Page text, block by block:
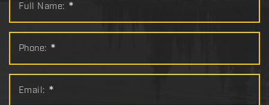
Full Name: *
Phone: *
Email: *